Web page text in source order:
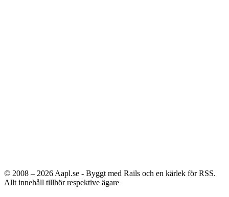
© 2008 – 2026 Aapl.se - Byggt med Rails och en kärlek för RSS.
Allt innehåll tillhör respektive ägare